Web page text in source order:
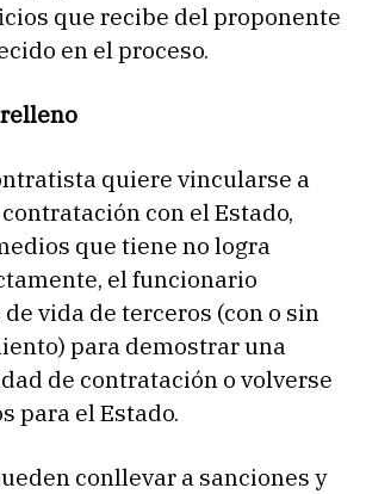
que recibe del proponente
en el proceso.
quiere vincularse a
con el Estado,
que tiene no logra
el funcionario
vida de terceros (con o sin
para demostrar una
de contratación o volverse
para el Estado.
conllevar a sanciones y